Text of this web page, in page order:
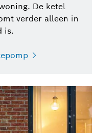
De ketel
verder alleen in
is.